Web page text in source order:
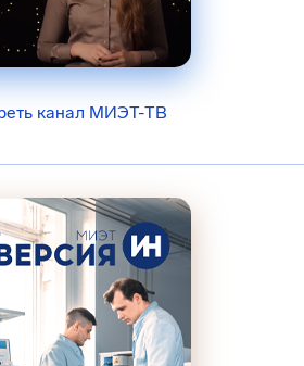
канал МИЭТ-ТВ